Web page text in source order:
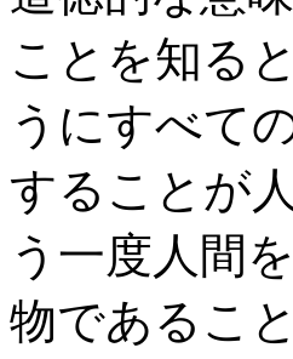
ことを知る
うにすべて
することが
う一度人間
物であるこ